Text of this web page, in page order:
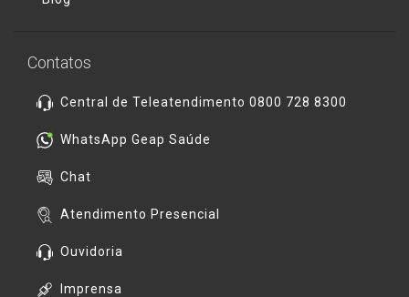
Contatos
Central de Teleatendimento 0800 728 8300
WhatsApp Geap Saúde
Chat
Atendimento Presencial
Ouvidoria
Imprensa